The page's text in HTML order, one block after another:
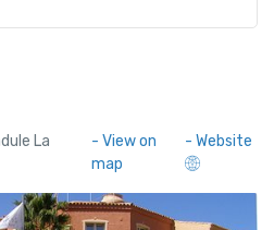
La
- View on
map
- Website